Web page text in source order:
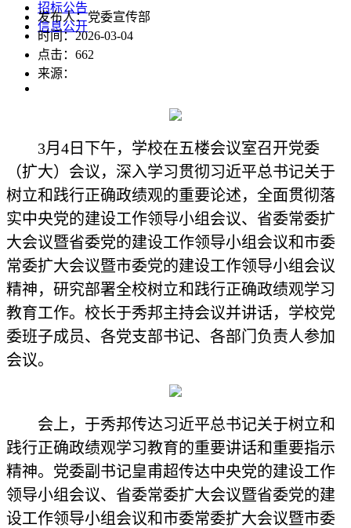
招标公告
信息公开
发布人：党委宣传部
时间：2026-03-04
点击： 662
来源：
3月4日下午，学校在五楼会议室召开党委
（扩大）会议，深入学习贯彻习近平总书记关于
树立和践行正确政绩观的重要论述，全面贯彻落
实中央党的建设工作领导小组会议、省委常委扩
大会议暨省委党的建设工作领导小组会议和市委
常委扩大会议暨市委党的建设工作领导小组会议
精神，研究部署全校树立和践行正确政绩观学习
教育工作。校长于秀邦主持会议并讲话，学校党
委班子成员、各党支部书记、各部门负责人参加
会议。
会上，于秀邦传达习近平总书记关于树立和
践行正确政绩观学习教育的重要讲话和重要指示
精神。党委副书记皇甫超传达中央党的建设工作
领导小组会议、省委常委扩大会议暨省委党的建
设工作领导小组会议和市委常委扩大会议暨市委